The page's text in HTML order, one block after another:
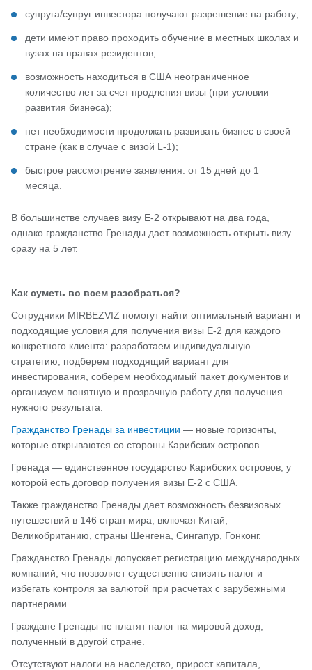
супруга/супруг инвестора получают разрешение на работу;
дети имеют право проходить обучение в местных школах и
вузах на правах резидентов;
возможность находиться в США неограниченное
количество лет за счет продления визы (при условии
развития бизнеса);
нет необходимости продолжать развивать бизнес в своей
стране (как в случае с визой L-1);
быстрое рассмотрение заявления: от 15 дней до 1
месяца.
В большинстве случаев визу E-2 открывают на два года,
однако гражданство Гренады дает возможность открыть визу
сразу на 5 лет.
Как суметь во всем разобраться?
Сотрудники MIRBEZVIZ помогут найти оптимальный вариант и
подходящие условия для получения визы E-2 для каждого
конкретного клиента: разработаем индивидуальную
стратегию, подберем подходящий вариант для
инвестирования, соберем необходимый пакет документов и
организуем понятную и прозрачную работу для получения
нужного результата.
Гражданство Гренады за инвестиции — новые горизонты,
которые открываются со стороны Карибских островов.
Гренада — единственное государство Карибских островов, у
которой есть договор получения визы E-2 с США.
Также гражданство Гренады дает возможность безвизовых
путешествий в 146 стран мира, включая Китай,
Великобританию, страны Шенгена, Сингапур, Гонконг.
Гражданство Гренады допускает регистрацию международных
компаний, что позволяет существенно снизить налог и
избегать контроля за валютой при расчетах с зарубежными
партнерами.
Граждане Гренады не платят налог на мировой доход,
полученный в другой стране.
Отсутствуют налоги на наследство, прирост капитала,